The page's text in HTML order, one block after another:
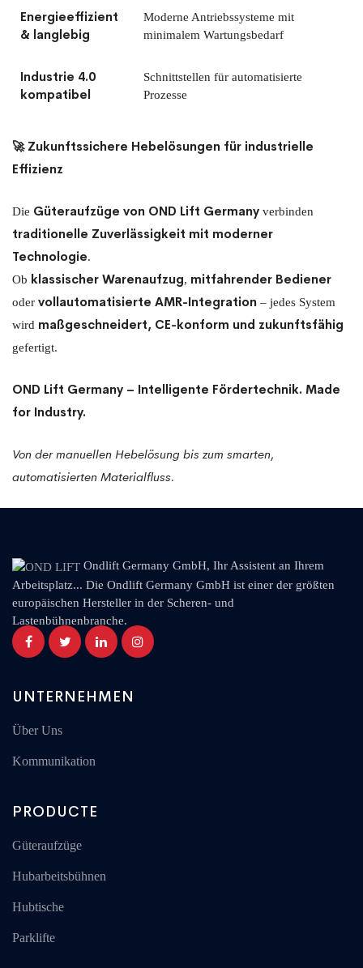
Energieeffizient
& langlebig
Moderne Antriebssysteme mit
minimalem Wartungsbedarf
Industrie 4.0
kompatibel
Schnittstellen für automatisierte
Prozesse
🚀 Zukunftssichere Hebelösungen für industrielle
Effizienz
Die Güteraufzüge von OND Lift Germany verbinden
traditionelle Zuverlässigkeit mit moderner
Technologie.
Ob klassischer Warenaufzug, mitfahrender Bediener
oder vollautomatisierte AMR-Integration – jedes System
wird maßgeschneidert, CE-konform und zukunftsfähig
gefertigt.
OND Lift Germany – Intelligente Fördertechnik. Made
for Industry.
Von der manuellen Hebelösung bis zum smarten,
automatisierten Materialfluss.
Ondlift Germany GmbH, Ihr Assistent an Ihrem
Arbeitsplatz... Die Ondlift Germany GmbH ist einer der größten
europäischen Hersteller in der Scheren- und
Lastenbühnenbranche.
UNTERNEHMEN
Über Uns
Kommunikation
PRODUCTE
Güteraufzüge
Hubarbeitsbühnen
Hubtische
Parklifte